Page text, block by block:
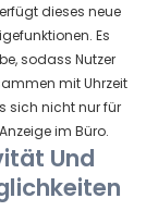
dieses neue
Es
sodass Nutzer
mit Uhrzeit
sich nicht nur für
im Büro.
Und